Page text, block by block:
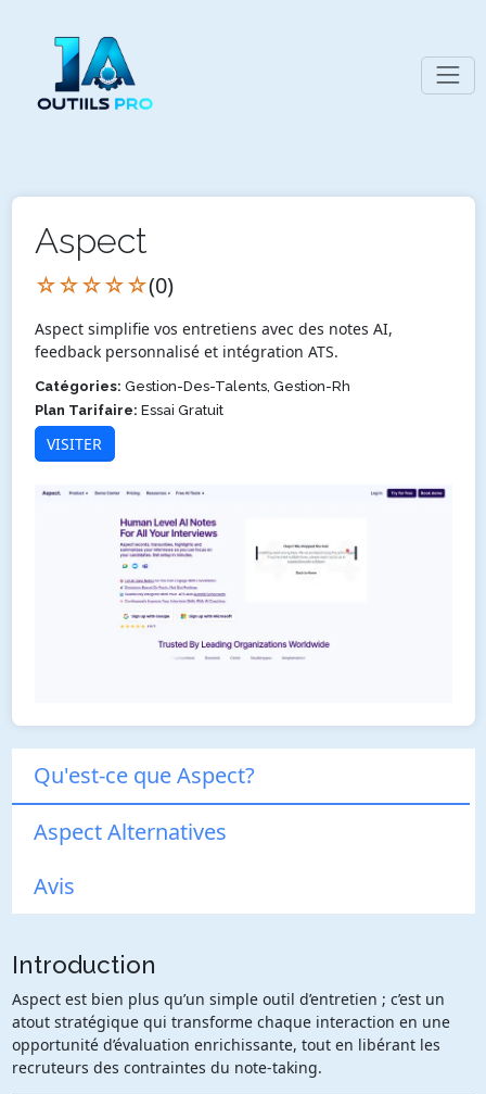
Aspect
☆☆☆☆☆(0)
Aspect simplifie vos entretiens avec des notes AI,
feedback personnalisé et intégration ATS.
Catégories: Gestion-Des-Talents, Gestion-Rh
Plan Tarifaire: Essai Gratuit
VISITER
Qu'est-ce que Aspect?
Aspect Alternatives
Avis
Introduction
Aspect est bien plus qu’un simple outil d’entretien ; c’est un
atout stratégique qui transforme chaque interaction en une
opportunité d’évaluation enrichissante, tout en libérant les
recruteurs des contraintes du note-taking.